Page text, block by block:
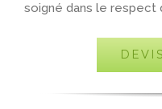
soigné dans le respect